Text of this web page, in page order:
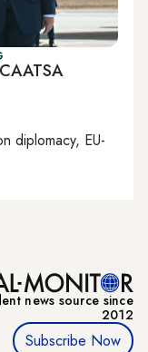
diplomacy, EU-
news source since
2012
Subscribe Now